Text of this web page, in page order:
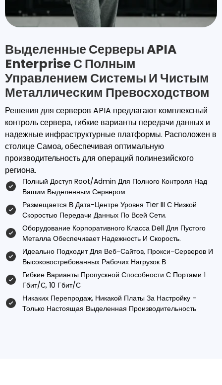
Выделенные Серверы APIA
Enterprise С Полным
Управлением Системы И Чистым
Металлическим Превосходством
Решения для серверов APIA предлагают комплексный
контроль сервера, гибкие варианты передачи данных и
надежные инфраструктурные платформы. Расположен в
столице Самоа, обеспечивая оптимальную
производительность для операций полинезийского
региона.
Полный Доступ Root/admin Для Полного Контроля Над
Вашим Выделенным Сервером
Размещается В Дата-Центре Уровня Tier III С Низкой
Скоростью Передачи Данных По Всей Сети.
Оборудование Корпоративного Класса Dell Для Пустого
Металла Обеспечивает Надежность И Скорость.
Идеально Подходит Для Веб-Сайтов, Прокси-Серверов И
Высоковостребованных Рабочих Нагрузок В
Гибкие Варианты Пропускной Способности С Портами 1
Гбит/с, 10 Гбит/с
Никаких Перепродаж, Никакой Платы За Настройку -
Только Настоящая Выделенная Производительность